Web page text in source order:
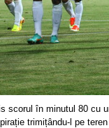
scorul în minutul 80 cu
trimițându-l pe